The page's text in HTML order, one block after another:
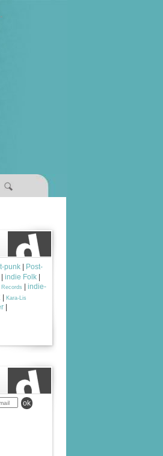
punk
Post-
indie Folk
Records
indie-
Kara-Lis
ok